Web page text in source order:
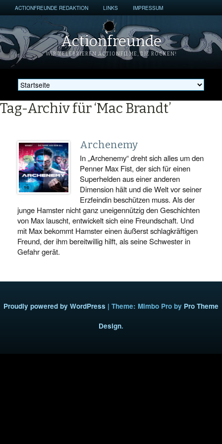
ACTIONFREUNDE REDAKTION LINKS IMPRESSUM
Actionfreunde
WIR ZELEBRIEREN ACTIONFILME, DIE ROCKEN!
Tag-Archiv für ‘Mac Brandt’
Archenemy
In „Archenemy“ dreht sich alles um den
Penner Max Fist, der sich für einen
Superhelden aus einer anderen
Dimension hält und die Welt vor seiner
Erzfeindin beschützen muss. Als der
junge Hamster nicht ganz uneigennützig den Geschichten
von Max lauscht, entwickelt sich eine Freundschaft. Und
mit Max bekommt Hamster einen äußerst schlagkräftigen
Freund, der ihm bereitwillig hilft, als seine Schwester in
Gefahr gerät.
Proudly powered by WordPress | Theme: Mimbo Pro by Pro Theme
Design.